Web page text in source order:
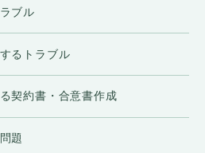
三者の権利、利益、名
るために必要であると
場合
ブル
るトラブル
契約書・合意書作成
題